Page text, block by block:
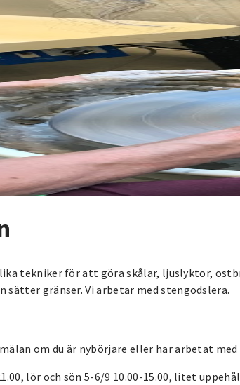
tekniker för att göra skålar, ljuslyktor,
sätter gränser. Vi arbetar med stengodslera.
om du är nybörjare eller har arbetat
lör och sön 5-6/9 10.00-15.00, litet